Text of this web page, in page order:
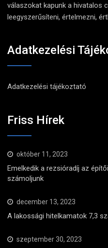
válaszokat kapunk a hivatalos
leegyszerűsíteni, értelmezni,
Adatkezelési
Adatkezelési tájékoztató
Friss Hírek
október 11, 2023
Emelkedik a rezsióradíj az
számoljunk
december 13, 2023
A lakossági hitelkamatok 7,3
szeptember 30, 2023